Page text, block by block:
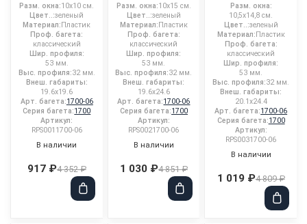
Разм. окна:10x10 см.
Цвет..:зеленый
Материал:Пластик
Проф. багета:
классический
Шир. профиля:
53 мм.
Выс. профиля:32 мм.
Внеш. габариты:
19.6x19.6
Арт. багета:1700-06
Серия багета:1700
Артикул:
RPS0011700-06
В наличии
917 ₽4 352 ₽
Разм. окна:10x15 см.
Цвет..:зеленый
Материал:Пластик
Проф. багета:
классический
Шир. профиля:
53 мм.
Выс. профиля:32 мм.
Внеш. габариты:
19.6x24.6
Арт. багета:1700-06
Серия багета:1700
Артикул:
RPS0021700-06
В наличии
1 030 ₽4 851 ₽
Разм. окна:
10,5x14,8 см.
Цвет..:зеленый
Материал:Пластик
Проф. багета:
классический
Шир. профиля:
53 мм.
Выс. профиля:32 мм.
Внеш. габариты:
20.1x24.4
Арт. багета:1700-06
Серия багета:1700
Артикул:
RPS0031700-06
В наличии
1 019 ₽4 809 ₽